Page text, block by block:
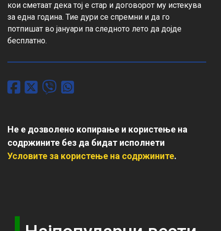
кои сметаат дека тој е стар и договорот му истекува
за една година. Тие дури се спремни и да го
потпишат во јануари па следното лето да дојде
бесплатно.
Не е дозволено копирање и користење на
содржините без да бидат исполнети
Условите за користење на содржините.